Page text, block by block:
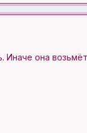
она возьмёт